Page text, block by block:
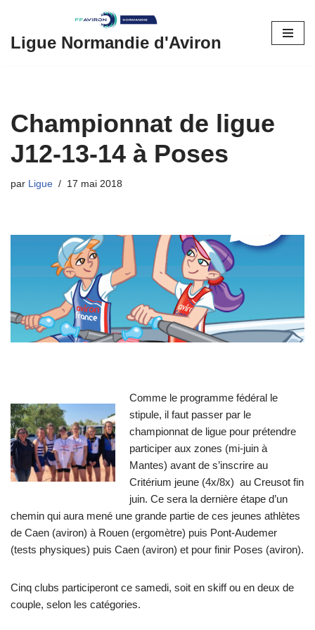
Aller
Ligue Normandie d'Aviron
Championnat de ligue
J12-13-14 à Poses
par Ligue 17 mai 2018
Comme le programme fédéral le
stipule, il faut passer par le
championnat de ligue pour prétendre
participer aux zones (mi-juin à
Mantes) avant de s’inscrire au
Critérium jeune (4x/8x) au Creusot fin
juin. Ce sera la dernière étape d’un
chemin qui aura mené une grande partie de ces jeunes athlètes
de Caen (aviron) à Rouen (ergomètre) puis Pont-Audemer
(tests physiques) puis Caen (aviron) et pour finir Poses (aviron).
Cinq clubs participeront ce samedi, soit en skiff ou en deux de
couple, selon les catégories.